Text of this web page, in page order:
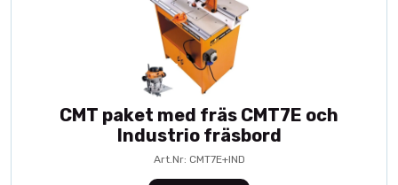
CMT paket med fräs CMT7E och
Industrio fräsbord
Art.Nr: CMT7E+IND